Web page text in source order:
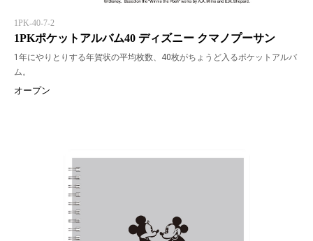
1PK-40-7-2
1PKポケットアルバム40 ディズニー クマノプーサン
1年にやりとりする年賀状の平均枚数、40枚がちょうど入るポケットアルバ
ム。
オープン